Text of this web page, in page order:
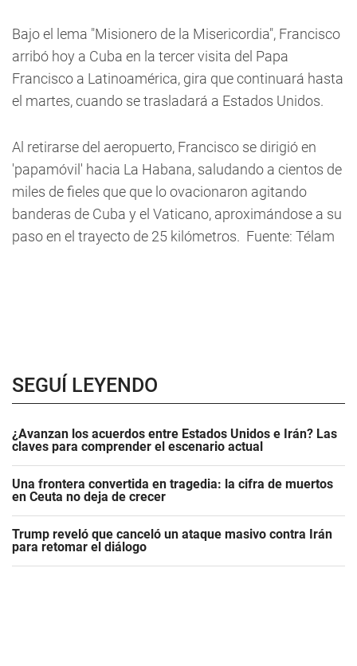
Bajo el lema "Misionero de la Misericordia", Francisco
arribó hoy a Cuba en la tercer visita del Papa
Francisco a Latinoamérica, gira que continuará hasta
el martes, cuando se trasladará a Estados Unidos.
Al retirarse del aeropuerto, Francisco se dirigió en
'papamóvil' hacia La Habana, saludando a cientos de
miles de fieles que que lo ovacionaron agitando
banderas de Cuba y el Vaticano, aproximándose a su
paso en el trayecto de 25 kilómetros. Fuente: Télam
SEGUÍ LEYENDO
¿Avanzan los acuerdos entre Estados Unidos e Irán? Las
claves para comprender el escenario actual
Una frontera convertida en tragedia: la cifra de muertos
en Ceuta no deja de crecer
Trump reveló que canceló un ataque masivo contra Irán
para retomar el diálogo